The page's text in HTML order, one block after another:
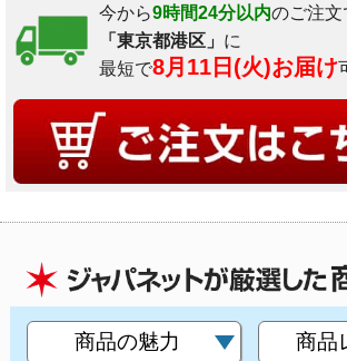
今から9時間24分以内のご注文
「東京都港区」 に
最短で8月11日(火)お届け
商品の魅力 商品